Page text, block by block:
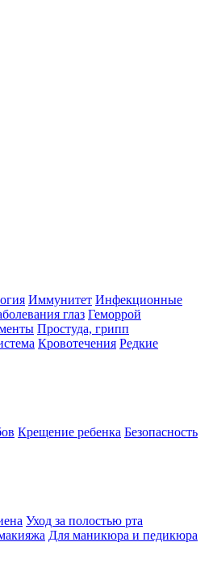
Иммунитет Инфекционные
глаз Геморрой
Простуда, грипп
Кровотечения Редкие
Крещение ребенка Безопасность
Уход за полостью рта
Для маникюра и педикюра